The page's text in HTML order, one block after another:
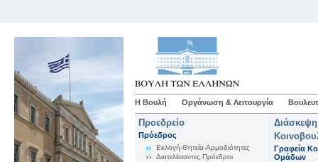
Η Βουλή Οργάνωση & Λειτουργία
Προεδρείο
Πρόεδρος
Εκλογή-Θητεία-Αρμοδιότητες
Διατελέσαντες Πρόεδροι
Γραφεία
Ομάδων